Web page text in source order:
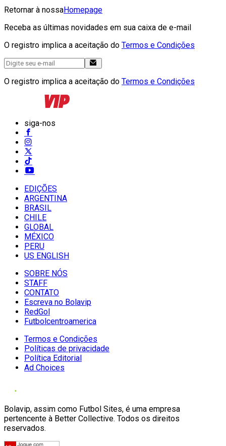
Retornar à nossaHomepage
Receba as últimas novidades em sua caixa de e-mail
O registro implica a aceitação do Termos e Condições
O registro implica a aceitação do Termos e Condições
siga-nos
EDIÇÕES
ARGENTINA
BRASIL
CHILE
GLOBAL
MÉXICO
PERU
US ENGLISH
SOBRE NÓS
STAFF
CONTATO
Escreva no Bolavip
RedGol
Futbolcentroamerica
Termos e Condições
Políticas de privacidade
Política Editorial
Ad Choices
Bolavip, assim como Futbol Sites, é uma empresa
pertencente à Better Collective. Todos os direitos
reservados.